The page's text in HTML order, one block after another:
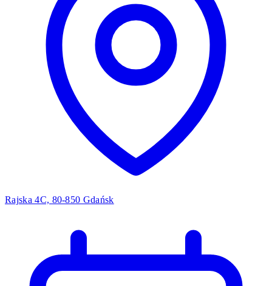
Rajska 4C, 80-850 Gdańsk